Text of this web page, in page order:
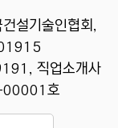
설기술인협회,
직업소개사
호